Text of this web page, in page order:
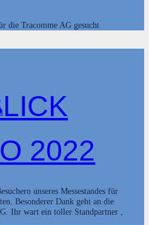
die Tracomme AG gesucht
2022
unseres Messestandes für
Besonderer Dank geht an die
Ihr wart ein toller Standpartner ,